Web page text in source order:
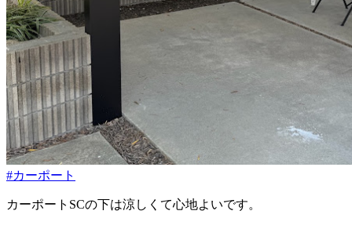
#カーポート
カーポートSCの下は涼しくて心地よいです。